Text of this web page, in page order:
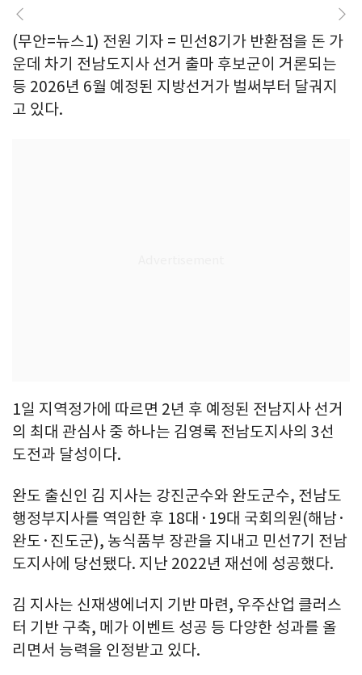
(무안=뉴스1) 전원 기자 = 민선8기가 반환점을 돈 가
운데 차기 전남도지사 선거 출마 후보군이 거론되는
등 2026년 6월 예정된 지방선거가 벌써부터 달궈지
고 있다.
1일 지역정가에 따르면 2년 후 예정된 전남지사 선거
의 최대 관심사 중 하나는 김영록 전남도지사의 3선
도전과 달성이다.
완도 출신인 김 지사는 강진군수와 완도군수, 전남도
행정부지사를 역임한 후 18대·19대 국회의원(해남·
완도·진도군), 농식품부 장관을 지내고 민선7기 전남
도지사에 당선됐다. 지난 2022년 재선에 성공했다.
김 지사는 신재생에너지 기반 마련, 우주산업 클러스
터 기반 구축, 메가 이벤트 성공 등 다양한 성과를 올
리면서 능력을 인정받고 있다.